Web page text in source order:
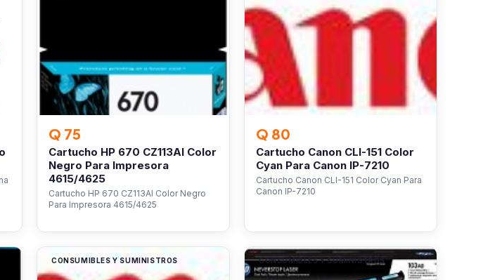
Q 75
Cartucho HP 670 CZ113Al Color
Negro Para Impresora
4615/4625
Cartucho HP 670 CZ113Al Color Negro
Para Impresora 4615/4625
Q 80
Cartucho Canon CLI-151 Color
Cyan Para Canon IP-7210
Cartucho Canon CLI-151 Color Cyan Para
Canon IP-7210
CONSUMIBLES Y SUMINISTROS CONSUMIBLES Y SUMINISTROS